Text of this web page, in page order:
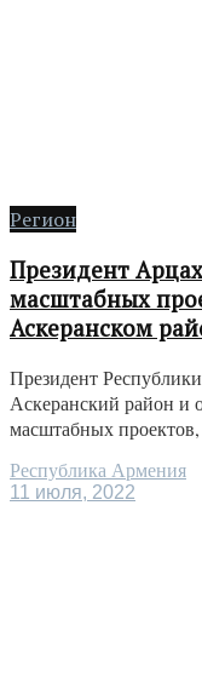
Регион
Президент
масштабных
Аскеранском
Президент
Аскеранский район и
масштабных
Республика Армения
11 июля, 2022